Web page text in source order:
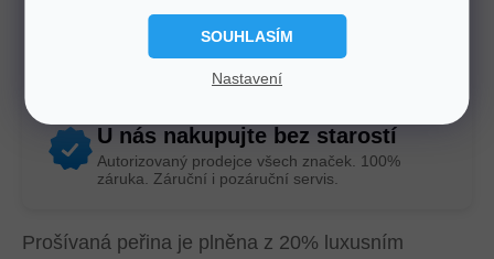
SOUHLASÍM
Nastavení
U nás nakupujte bez starostí
Autorizovaný prodejce všech značek. 100%
záruka. Záruční i pozáruční servis.
Prošívaná peřina je plněna z 20% luxusním